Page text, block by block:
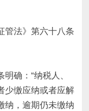
法》第六十八条
确：“纳税人、
少缴应纳或者应解
纳，逾期仍未缴纳